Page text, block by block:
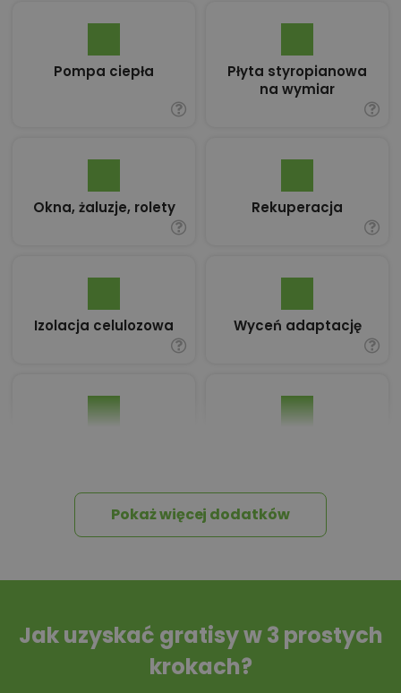
Pompa ciepła
Płyta styropianowa
na wymiar
Okna, żaluzje, rolety Rekuperacja
Izolacja celulozowa Wyceń adaptację
Tablica informacyjna
Przydomowa
Pokaż więcej dodatków
Jak uzyskać gratisy w 3 prostych
krokach?